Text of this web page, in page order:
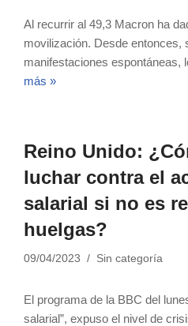
Al recurrir al 49,3 Macron ha
movilización. Desde entonces,
manifestaciones
más »
Reino Unido:
luchar contra el
salarial si no es
huelgas?
09/04/2023 Sin categoría
El programa de la BBC del
salarial”, expuso el nivel de